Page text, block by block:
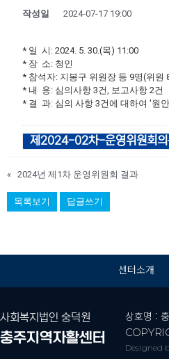
작성일 2024-07-17 19:00
* 일 시: 2024. 5. 30.(목) 11:00
* 장 소: 청인
* 참석자: 지봉구 위원장 등 9명(위원
* 내 용: 심의사항 3건, 보고사항 2건
* 결 과: 심의 사항 3건에 대하여 '원
제2024-02차-운영위원회
« 2024년 제1차 운영위원회 결과
목록보기 답글쓰기
센터소개
사회복지법인 숭덕원
충주지역자활센터
상호명 :
Designed